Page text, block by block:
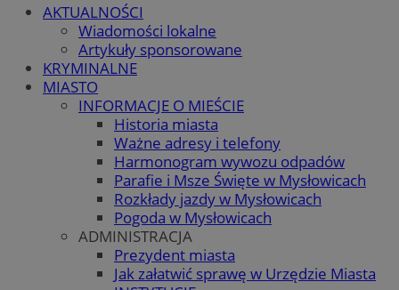
AKTUALNOŚCI
Wiadomości lokalne
Artykuły sponsorowane
KRYMINALNE
MIASTO
INFORMACJE O MIEŚCIE
Historia miasta
Ważne adresy i telefony
Harmonogram wywozu odpadów
Parafie i Msze Święte w Mysłowicach
Rozkłady jazdy w Mysłowicach
Pogoda w Mysłowicach
ADMINISTRACJA
Prezydent miasta
Jak załatwić sprawę w Urzędzie Miasta